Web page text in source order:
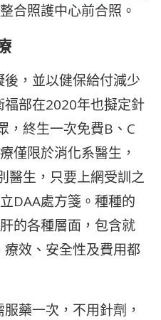
合照護中心前合照。
，並以健保給付減少
部在2020年也擬定針
，終生一次免費B、C
僅限於消化系醫生，
醫生，只要上網受訓之
DAA處方箋。種種的
的各種層面，包含就
效、安全性及費用都
藥一次，不用針劑，